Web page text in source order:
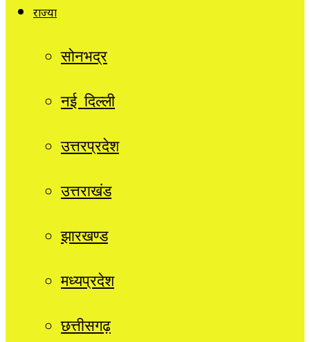
राज्यों
सोनभद्र
नई दिल्ली
उत्तरप्रदेश
उत्तराखंड
झारखण्ड
मध्यप्रदेश
छत्तीसगढ़